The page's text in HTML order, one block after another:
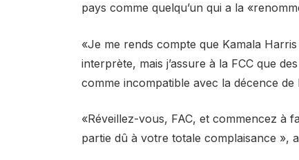
pays comme quelqu’un qui a la
«Je me rends compte que Kamala
interprète, mais j’assure à la FCC que
comme incompatible avec la décence de
«Réveillez-vous, FAC, et commencez à
partie dû à votre totale complaisance »,